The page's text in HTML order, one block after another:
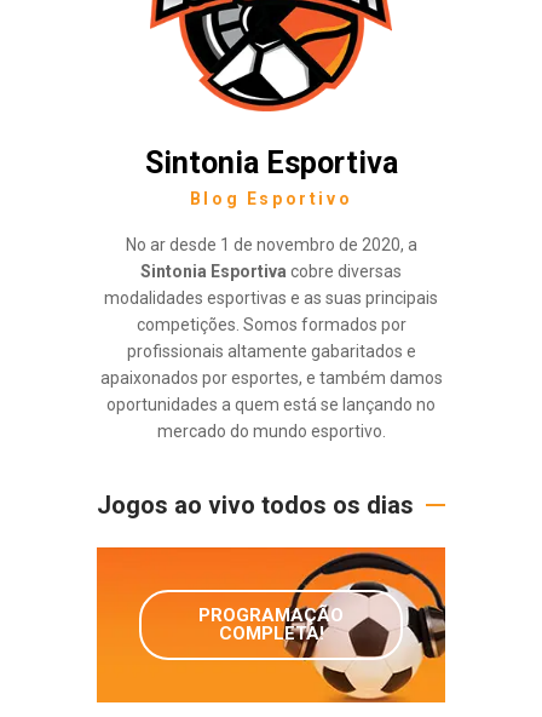
Sintonia Esportiva
Blog Esportivo
No ar desde 1 de novembro de 2020, a
Sintonia Esportiva cobre diversas
modalidades esportivas e as suas principais
competições. Somos formados por
profissionais altamente gabaritados e
apaixonados por esportes, e também damos
oportunidades a quem está se lançando no
mercado do mundo esportivo.
Jogos ao vivo todos os dias
PROGRAMAÇÃO
COMPLETA!